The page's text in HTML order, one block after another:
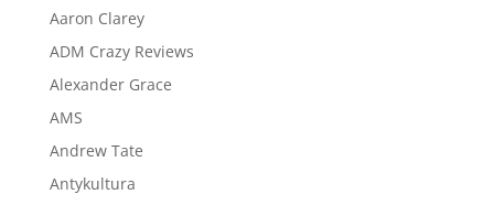
Aaron Clarey
ADM Crazy Reviews
Alexander Grace
AMS
Andrew Tate
Antykultura